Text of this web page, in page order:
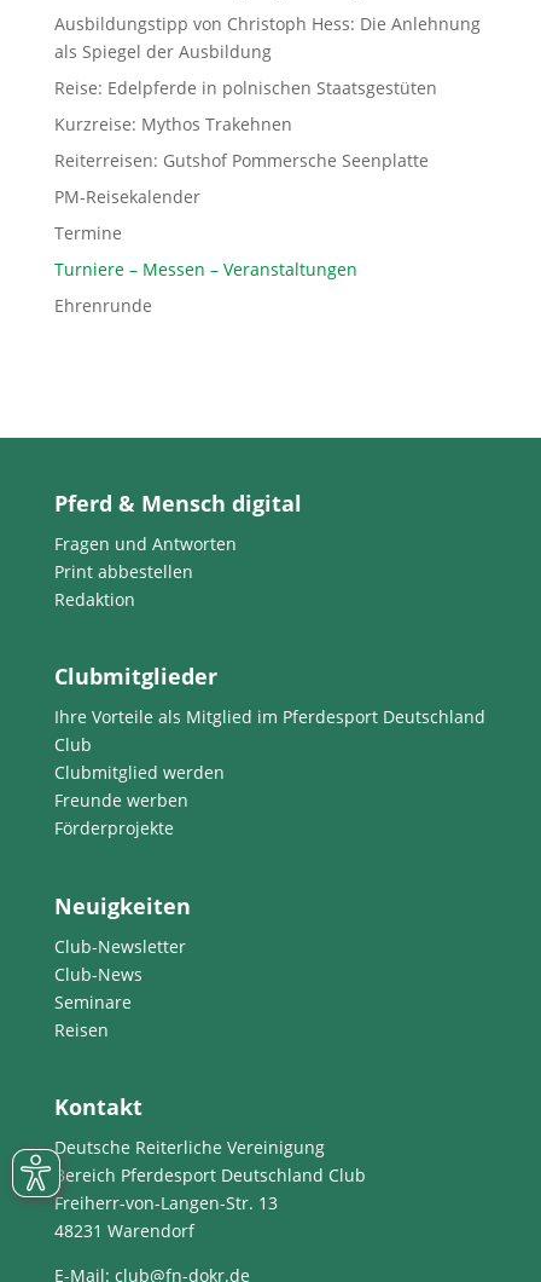
Ausbildungstipp von Christoph Hess: Die Anlehnung
als Spiegel der Ausbildung
Reise: Edelpferde in polnischen Staatsgestüten
Kurzreise: Mythos Trakehnen
Reiterreisen: Gutshof Pommersche Seenplatte
PM-Reisekalender
Termine
Turniere – Messen – Veranstaltungen
Ehrenrunde
Pferd & Mensch digital
Fragen und Antworten
Print abbestellen
Redaktion
Clubmitglieder
Ihre Vorteile als Mitglied im Pferdesport Deutschland
Club
Clubmitglied werden
Freunde werben
Förderprojekte
Neuigkeiten
Club-Newsletter
Club-News
Seminare
Reisen
Kontakt
Deutsche Reiterliche Vereinigung
Bereich Pferdesport Deutschland Club
Freiherr-von-Langen-Str. 13
48231 Warendorf
E-Mail: club@fn-dokr.de